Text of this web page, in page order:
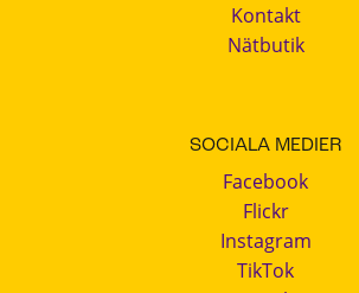
Kontakt
Nätbutik
SOCIALA MEDIER
Facebook
Flickr
Instagram
TikTok